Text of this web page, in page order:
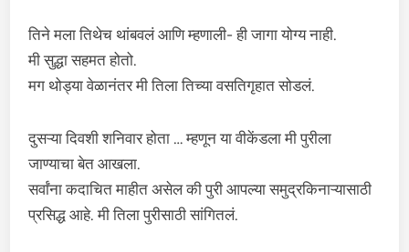
तिने मला तिथेच थांबवलं आणि म्हणाली- ही जागा योग्य नाही.
मी सुद्धा सहमत होतो.
मग थोड्या वेळानंतर मी तिला तिच्या वसतिगृहात सोडलं.
दुसऱ्या दिवशी शनिवार होता … म्हणून या वीकेंडला मी पुरीला
जाण्याचा बेत आखला.
सर्वांना कदाचित माहीत असेल की पुरी आपल्या समुद्रकिनाऱ्यासाठी
प्रसिद्ध आहे. मी तिला पुरीसाठी सांगितलं.